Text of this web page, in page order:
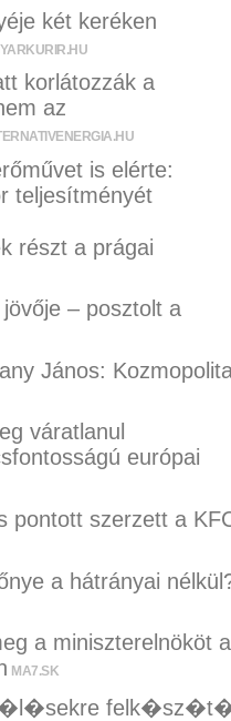
két keréken
korlátozzák a
az
is elérte:
teljesítményét
részt a prágai
– posztolt a
János:
váratlanul
európai
pontott szerzett a
a hátrányai
a miniszterelnököt a
MA7.SK